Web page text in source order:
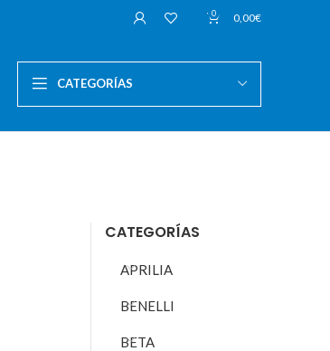
0 0,00€
CATEGORÍAS
CATEGORÍAS
APRILIA
BENELLI
BETA